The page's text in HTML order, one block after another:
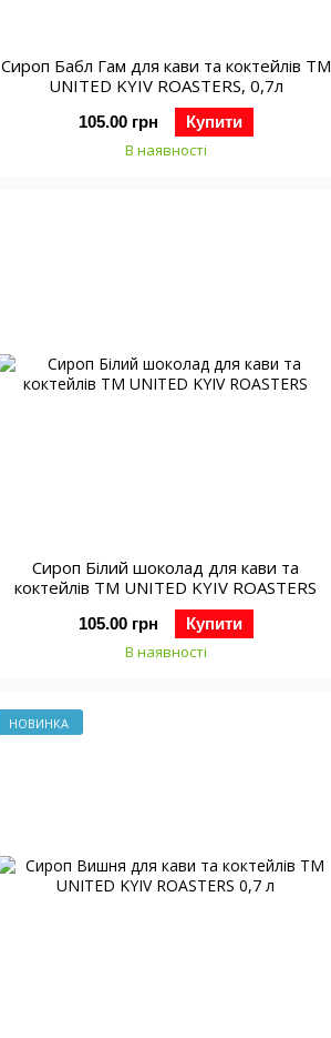
Сироп Бабл Гам для кави та коктейлів ТМ
UNITED KYIV ROASTERS, 0,7л
105.00 грн Купити
В наявності
Сироп Білий шоколад для кави та
коктейлів ТМ UNITED KYIV ROASTERS
105.00 грн Купити
В наявності
НОВИНКА